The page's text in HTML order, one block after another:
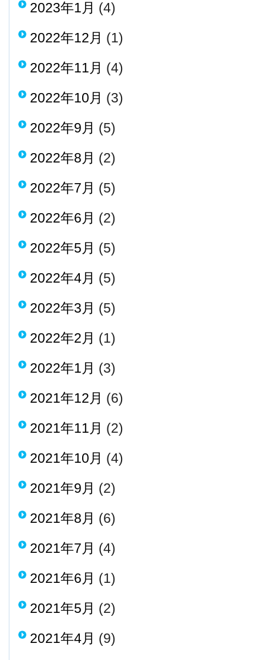
2023年1月 (4)
2022年12月 (1)
2022年11月 (4)
2022年10月 (3)
2022年9月 (5)
2022年8月 (2)
2022年7月 (5)
2022年6月 (2)
2022年5月 (5)
2022年4月 (5)
2022年3月 (5)
2022年2月 (1)
2022年1月 (3)
2021年12月 (6)
2021年11月 (2)
2021年10月 (4)
2021年9月 (2)
2021年8月 (6)
2021年7月 (4)
2021年6月 (1)
2021年5月 (2)
2021年4月 (9)